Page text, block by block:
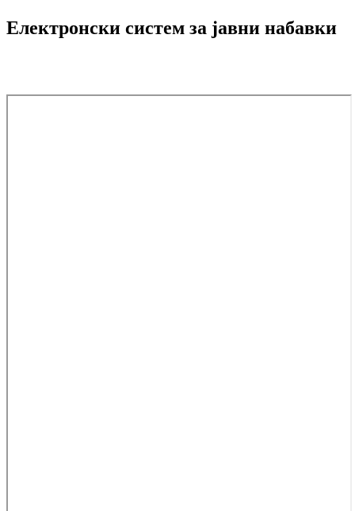
Електронски систем за јавни набавки